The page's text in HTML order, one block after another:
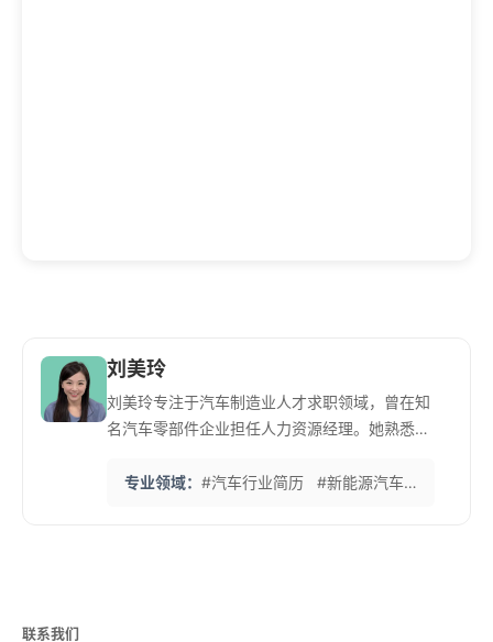
刘美玲
刘美玲专注于汽车制造业人才求职领域，曾在知
名汽车零部件企业担任人力资源经理。她熟悉传
别擅长帮助汽车工程师展示技术专长和项目经
专业领域： #汽车行业简历 #新能源汽车
联系我们